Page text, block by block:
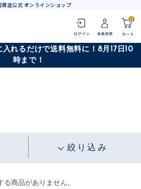
酒造公式 オンラインショップ
0
れるだけで送料無料に！8月17日10
時まで！
絞り込み
る商品がありません。